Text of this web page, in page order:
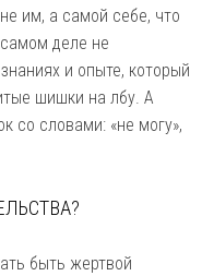
им, а самой себе, что
деле не
и опыте, который
шишки на лбу. А
со словами: «не могу»,
быть жертвой